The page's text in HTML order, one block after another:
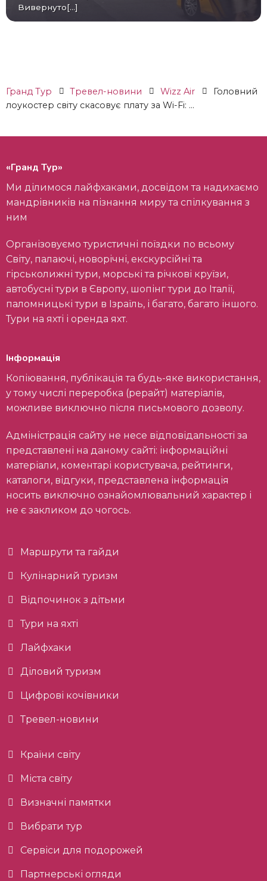
Вивернуто[...]
Гранд Тур Тревел-новини Wizz Air
Головний
лоукостер світу скасовує плату за Wi-Fi: ...
«Гранд Тур»
Ми ділимося лайфхаками, досвідом та надихаємо
мандрівників на пізнання миру та спілкування з
ним
Організовуємо туристичні поїздки по всьому
Світу, палаючі, новорічні, екскурсійні та
гірськолижні тури, морські та річкові круїзи,
автобусні тури в Європу, шопінг тури до Італії,
паломницькі тури в Ізраїль, і багато, багато іншого.
Тури на яхті і оренда яхт.
Інформація
Копіювання, публікація та будь-яке використання,
у тому числі переробка (рерайт) матеріалів,
можливе виключно після письмового дозволу.
Адміністрація сайту не несе відповідальності за
представлені на даному сайті: інформаційні
матеріали, коментарі користувача, рейтинги,
каталоги, відгуки, представлена інформація
носить виключно ознайомлювальний характер і
не є закликом до чогось.
Маршрути та гайди
Кулінарний туризм
Відпочинок з дітьми
Тури на яхті
Лайфхаки
Діловий туризм
Цифрові кочівники
Тревел-новини
Країни світу
Міста світу
Визначні памятки
Вибрати тур
Сервіси для подорожей
Партнерські огляди